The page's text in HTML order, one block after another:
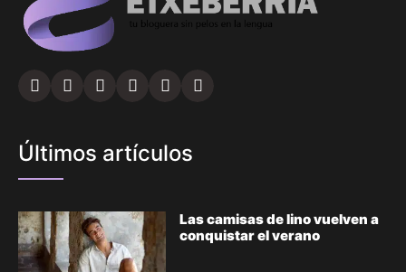
Últimos artículos
Las camisas de lino vuelven a
conquistar el verano